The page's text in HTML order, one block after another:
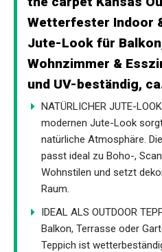
Wetterfester Indoor
Jute-Look für
Wohnzimmer &
und UV-beständig,
NATÜRLICHER JUTE-
modernen Jute-Look
natürliche Atmosphäre.
passt ideal zu Boho-,
Wohnstilen und setzt
Raum.
IDEAL ALS OUTDOOR
Balkon, Terrasse oder
Teppich ist